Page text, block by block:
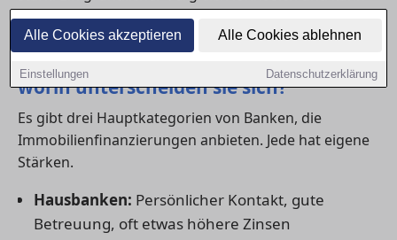
Alle Cookies akzeptieren Alle Cookies ablehnen
Einstellungen Datenschutzerklärung
bei einemHauskaufmehrere tausend Euro sparen.
1) Welche Banktypen gibt es – und
worin unterscheiden sie sich?
Es gibt drei Hauptkategorien von Banken, die
Immobilienfinanzierungen anbieten. Jede hat eigene
Stärken.
Hausbanken: Persönlicher Kontakt, gute
Betreuung, oft etwas höhere Zinsen